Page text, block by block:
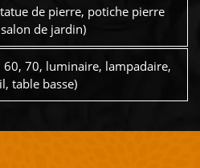
de pierre, potiche pierre
de jardin)
60, 70, luminaire, lampadaire,
table basse)